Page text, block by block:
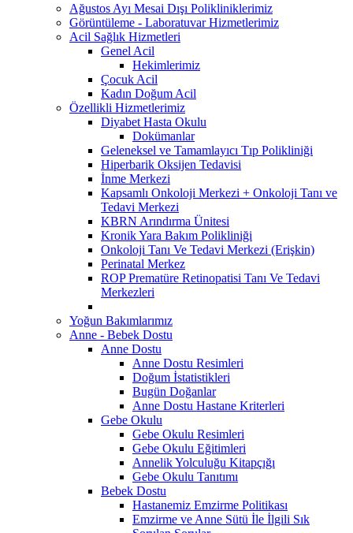
Ağustos Ayı Mesai Dışı Polikliniklerimiz
Görüntüleme - Laboratuvar Hizmetlerimiz
Acil Sağlık Hizmetleri
Genel Acil
Hekimlerimiz
Çocuk Acil
Kadın Doğum Acil
Özellikli Hizmetlerimiz
Diyabet Hasta Okulu
Dokümanlar
Geleneksel ve Tamamlayıcı Tıp Polikliniği
Hiperbarik Oksijen Tedavisi
İnme Merkezi
Kapsamlı Onkoloji Merkezi + Onkoloji Tanı ve
Tedavi Merkezi
KBRN Arındırma Ünitesi
Kronik Yara Bakım Polikliniği
Onkoloji Tanı Ve Tedavi Merkezi (Erişkin)
Perinatal Merkez
ROP Prematüre Retinopatisi Tanı Ve Tedavi
Merkezleri
Yoğun Bakımlarımız
Anne - Bebek Dostu
Anne Dostu
Anne Dostu Resimleri
Doğum İstatistikleri
Bugün Doğanlar
Anne Dostu Hastane Kriterleri
Gebe Okulu
Gebe Okulu Resimleri
Gebe Okulu Eğitimleri
Annelik Yolculuğu Kitapçığı
Gebe Okulu Tanıtımı
Bebek Dostu
Hastanemiz Emzirme Politikası
Emzirme ve Anne Sütü İle İlgili Sık